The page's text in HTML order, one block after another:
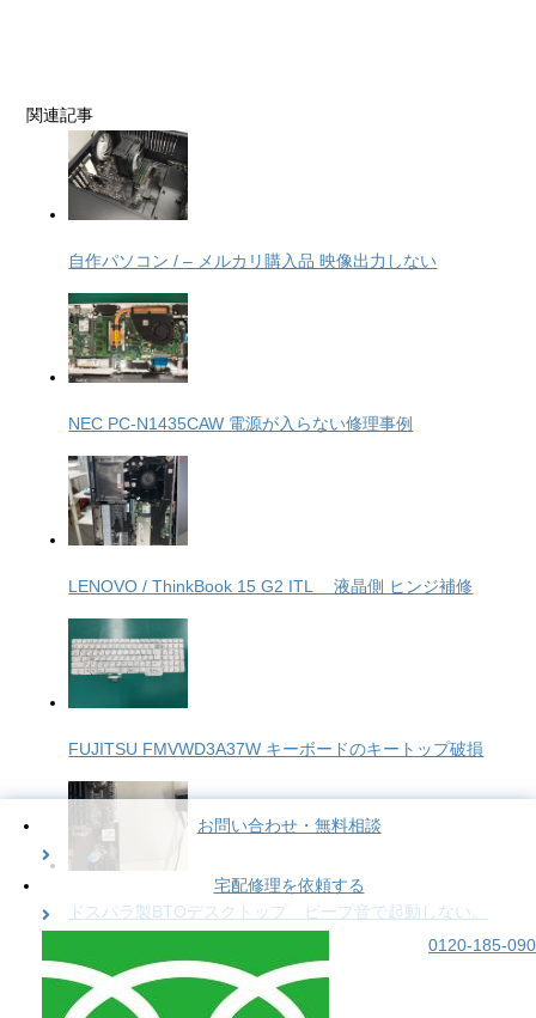
関連記事
自作パソコン / – メルカリ購入品 映像出力しない
NEC PC-N1435CAW 電源が入らない修理事例
LENOVO / ThinkBook 15 G2 ITL 液晶側 ヒンジ補修
FUJITSU FMVWD3A37W キーボードのキートップ破損
ドスパラ製BTOデスクトップ ビープ音で起動しない。
お問い合わせ・無料相談
宅配修理を依頼する
0120-185-090